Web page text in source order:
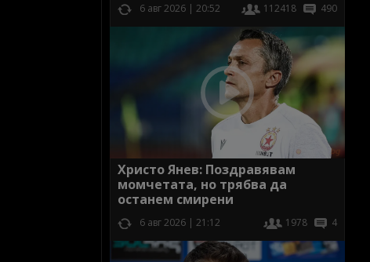
6 авг 2026 | 20:52 112418 490
Христо Янев: Поздравявам
момчетата, но трябва да
останем смирени
6 авг 2026 | 21:12 1978 4